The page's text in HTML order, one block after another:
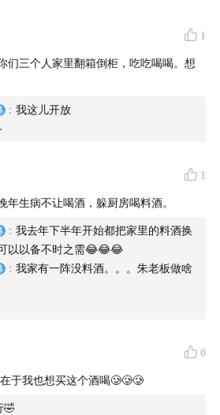
1
们三个人家里翻箱倒柜，吃吃喝喝。想
: 我这儿开放
1
年生病不让喝酒，躲厨房喝料酒。
: 我去年下半年开始都把家里的料酒换
以以备不时之需😂😂😂
: 我家有一阵没料酒。。。朱老板做啥
0
于我也想买这个酒喝🥲🥲🥲
🤣